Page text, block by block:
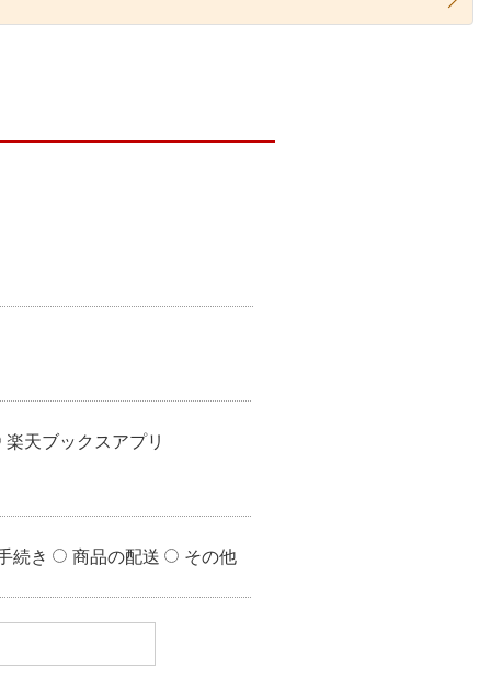
楽天TV
楽天ブックスアプリ
続き 商品の配送 その他